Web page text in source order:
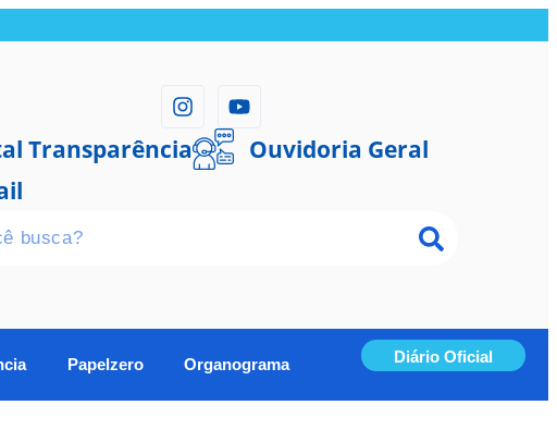
Transparência
Ouvidoria Geral
Papelzero Organograma Diário Oficial